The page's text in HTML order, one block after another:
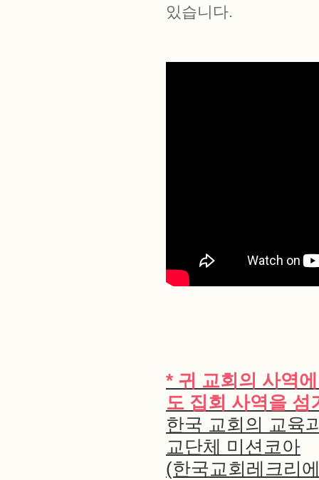
있습니다.
* 귀 교회의 사역
도 집회 사역을
한국 교회의 교육
교단체 미션코아
(한국교회레크리